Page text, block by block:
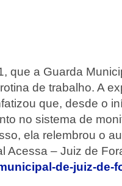
que a Guarda
de trabalho. A
que, desde o
no sistema de
ela relembrou o
Acessa – Juiz de
de-juiz-de-